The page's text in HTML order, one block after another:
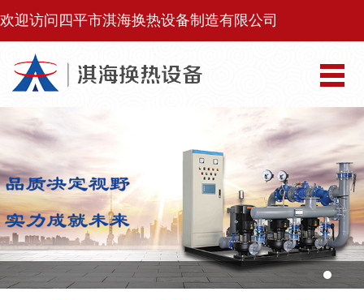
欢迎访问四平市淇海换热设备制造有限公司